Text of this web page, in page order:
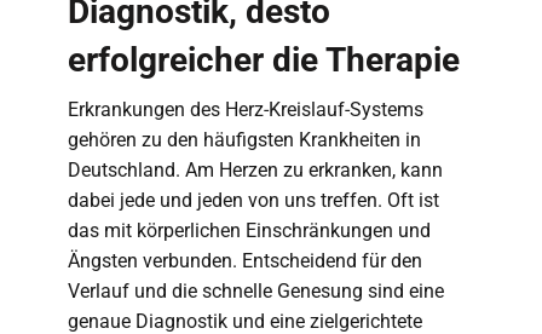
Diagnostik, desto
erfolgreicher die Therapie
Erkrankungen des Herz-Kreislauf-Systems
gehören zu den häufigsten Krankheiten in
Deutschland. Am Herzen zu erkranken, kann
dabei jede und jeden von uns treffen. Oft ist
das mit körperlichen Einschränkungen und
Ängsten verbunden. Entscheidend für den
Verlauf und die schnelle Genesung sind eine
genaue Diagnostik und eine zielgerichtete